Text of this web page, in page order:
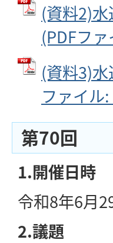
(資料2)
(PDFフ
(資料3)
ファイル
第70回
1.開催日時
令和8年6月
2.議題